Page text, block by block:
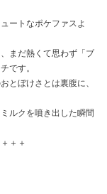
ートなポケファスよ
まだ熱くて思わず「ブ
です。
とぼけさとは裏腹に、
ルクを噴き出した瞬間
＋＋